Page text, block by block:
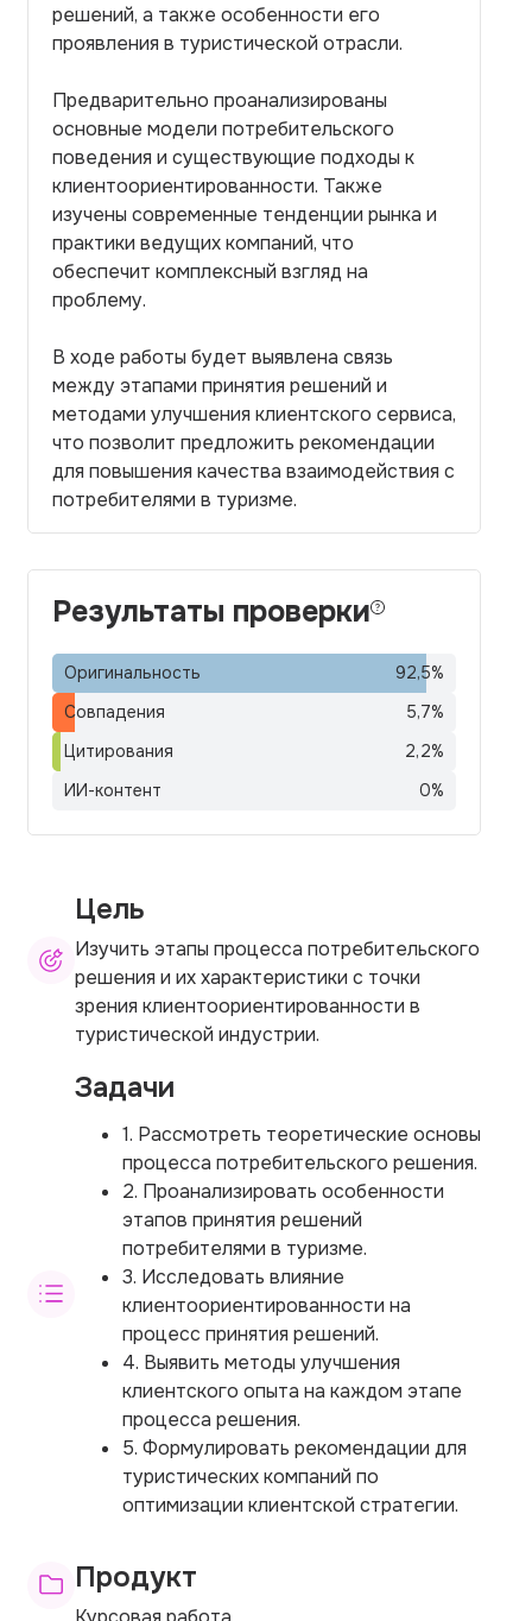
решений, а также особенности его
проявления в туристической отрасли.
Предварительно проанализированы
основные модели потребительского
поведения и существующие подходы к
клиентоориентированности. Также
изучены современные тенденции рынка и
практики ведущих компаний, что
обеспечит комплексный взгляд на
проблему.
В ходе работы будет выявлена связь
между этапами принятия решений и
методами улучшения клиентского сервиса,
что позволит предложить рекомендации
для повышения качества взаимодействия с
потребителями в туризме.
Результаты проверки
Оригинальность 92,5%
Совпадения
5,7%
Цитирования
2,2%
ИИ-контент
0%
Цель
Изучить этапы процесса потребительского
решения и их характеристики с точки
зрения клиентоориентированности в
туристической индустрии.
Задачи
1. Рассмотреть теоретические основы
процесса потребительского решения.
2. Проанализировать особенности
этапов принятия решений
потребителями в туризме.
3. Исследовать влияние
клиентоориентированности на
процесс принятия решений.
4. Выявить методы улучшения
клиентского опыта на каждом этапе
процесса решения.
5. Формулировать рекомендации для
туристических компаний по
оптимизации клиентской стратегии.
Продукт